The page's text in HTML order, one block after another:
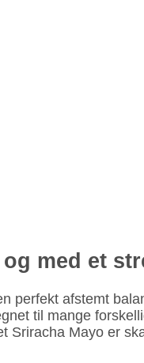
med et
perfekt afstemt
til mange
Mayo er